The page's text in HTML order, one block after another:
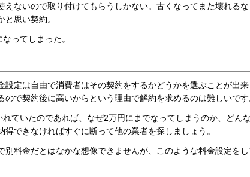
えないので取り付けてもらうしかない。古くなってまた壊れる
思い契約。
ってしまった。
設定は自由で消費者はその契約をするかどうかを選ぶことが出
ので契約後に高いからという理由で解約を求めるのは難しいです
ていたのであれば、なぜ2万円にまでなってしまうのか、どん
得できなければすぐに断って他の業者を探しましょう。
別料金だとはなかな想像できませんが、このような料金設定を